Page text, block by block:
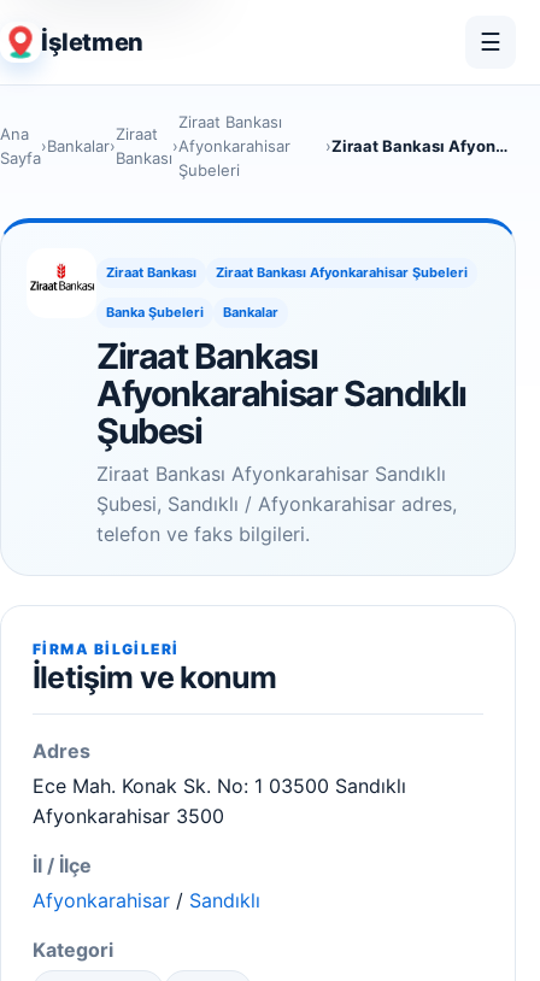
İşletmen ☰
Ana
Sayfa
›Bankalar›
Ziraat
Bankası
›
Ziraat Bankası
Afyonkarahisar
Şubeleri
› Ziraat Bankası Afyonkarahisar Sandıklı Şubesi
Ziraat Bankası Ziraat Bankası Afyonkarahisar Şubeleri
Banka Şubeleri Bankalar
Ziraat Bankası
Afyonkarahisar Sandıklı
Şubesi
Ziraat Bankası Afyonkarahisar Sandıklı
Şubesi, Sandıklı / Afyonkarahisar adres,
telefon ve faks bilgileri.
FIRMA BILGILERI
İletişim ve konum
Adres
Ece Mah. Konak Sk. No: 1 03500 Sandıklı
Afyonkarahisar 3500
İl / İlçe
Afyonkarahisar / Sandıklı
Kategori